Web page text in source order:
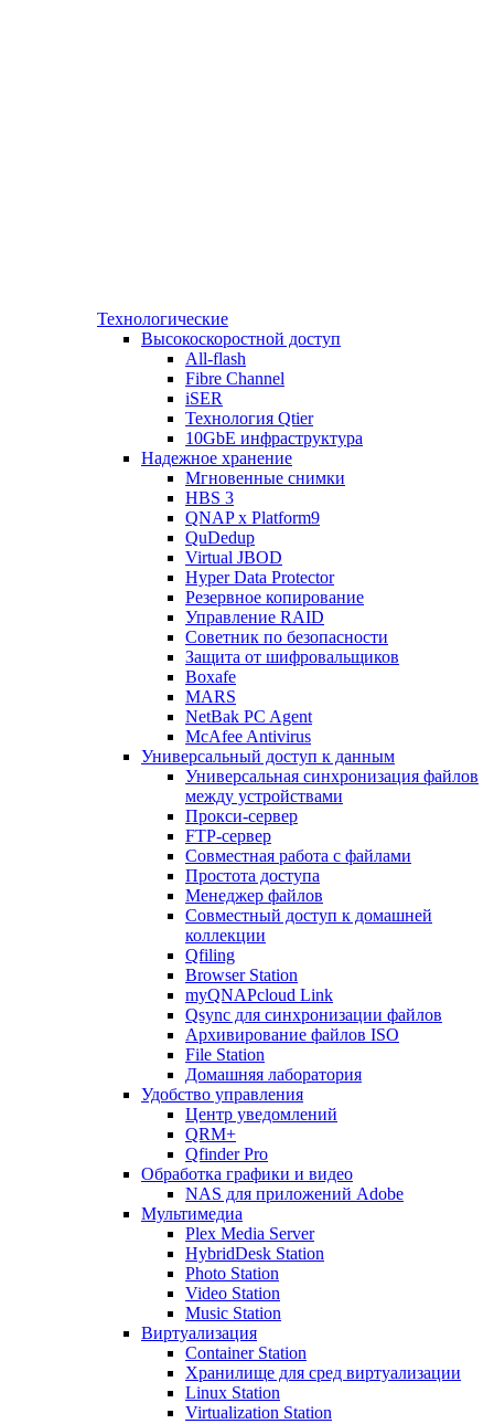
Технологические
Высокоскоростной доступ
All-flash
Fibre Channel
iSER
Технология Qtier
10GbE инфраструктура
Надежное хранение
Мгновенные снимки
HBS 3
QNAP x Platform9
QuDedup
Virtual JBOD
Hyper Data Protector
Резервное копирование
Управление RAID
Советник по безопасности
Защита от шифровальщиков
Boxafe
MARS
NetBak PC Agent
McAfee Antivirus
Универсальный доступ к данным
Универсальная синхронизация файлов
между устройствами
Прокси-сервер
FTP-сервер
Совместная работа с файлами
Простота доступа
Менеджер файлов
Совместный доступ к домашней
коллекции
Qfiling
Browser Station
myQNAPcloud Link
Qsync для синхронизации файлов
Архивирование файлов ISO
File Station
Домашняя лаборатория
Удобство управления
Центр уведомлений
QRM+
Qfinder Pro
Обработка графики и видео
NAS для приложений Adobe
Мультимедиа
Plex Media Server
HybridDesk Station
Photo Station
Video Station
Music Station
Виртуализация
Container Station
Хранилище для сред виртуализации
Linux Station
Virtualization Station